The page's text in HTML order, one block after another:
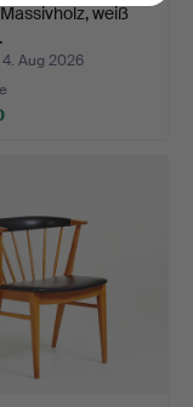
weiß
Aug 2026